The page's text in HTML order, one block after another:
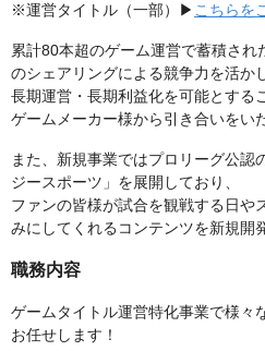
※運営タイトル（一部）▶ こちらを
累計80本超のゲーム運営で蓄積され
のシェアリングによる競争力を活かし
長期運営・長期利益化を可能とする
ゲームメーカー様から引き合いをい
また、新規事業ではプロリーグ公認
ジースポーツ」を展開しており、
ファンの皆様が試合を観戦する日や
みにしてくれるコンテンツを新規開
職務内容
ゲームタイトル運営特化事業で様々
お任せします！